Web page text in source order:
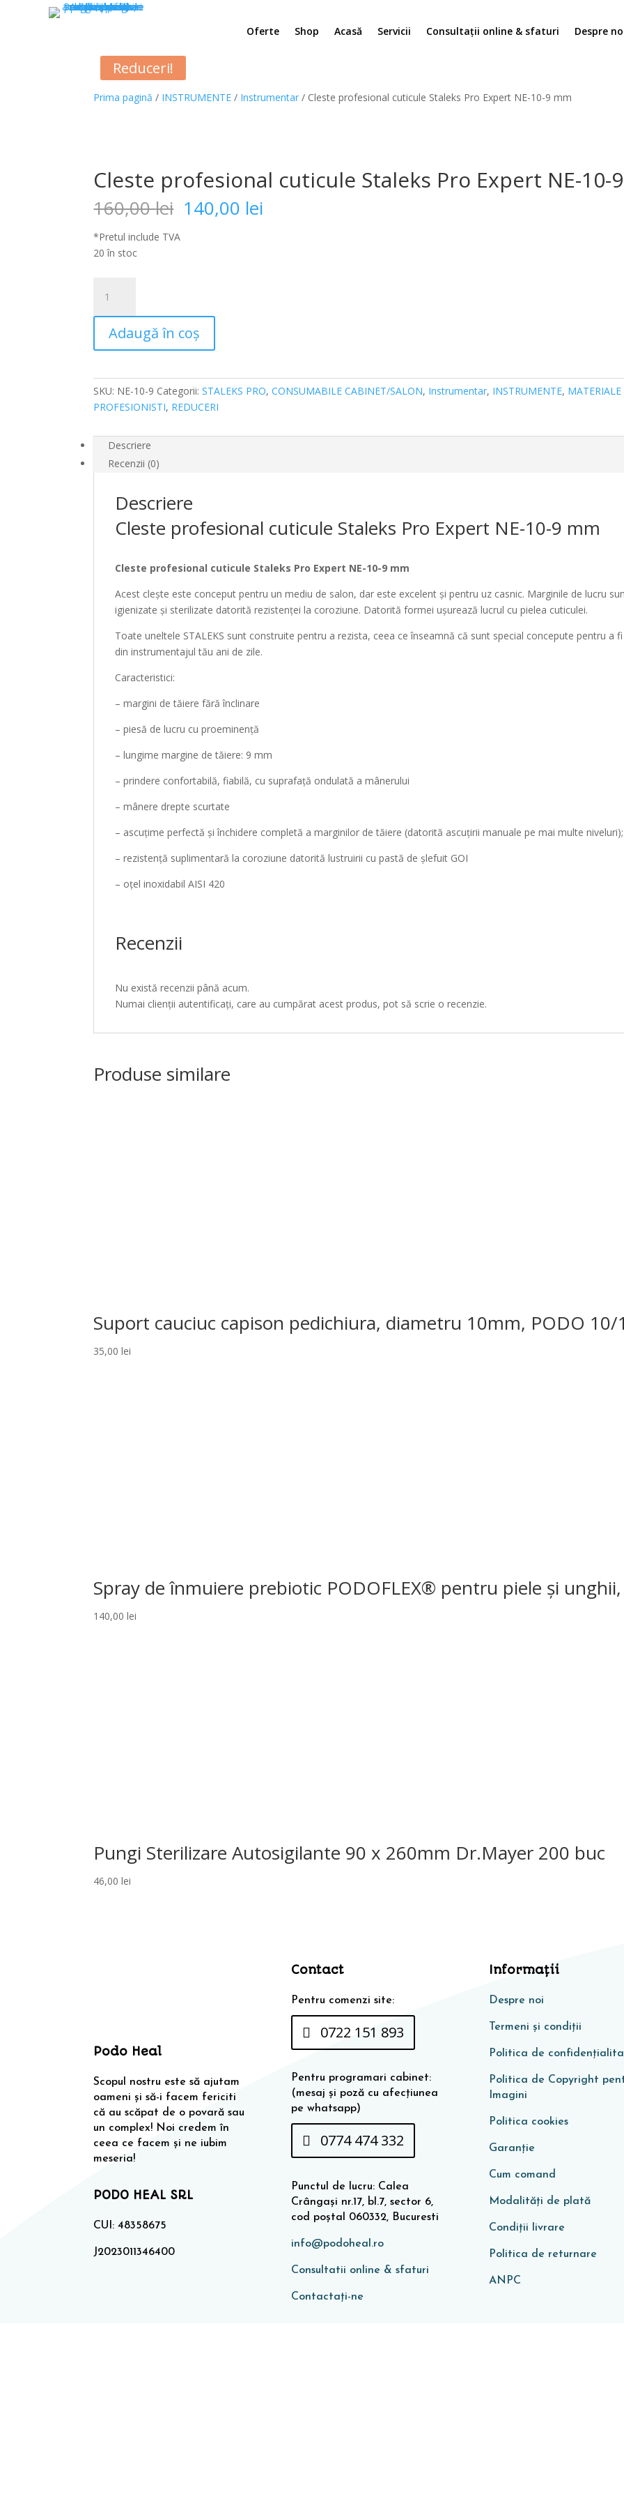
Oferte Shop Acasă Servicii Consultații online & sfaturi Despre
Prima pagină / INSTRUMENTE / Instrumentar / Cleste profesional cuticule Staleks Pro Expert NE-10-9 mm
Reduceri!
Cleste profesional cuticule Staleks Pro Expert NE-10-
160,00lei Prețul
inițial
140,00 lei
*Pretul include TVA
20 în stoc
Cleste
profesional
cuticule
Staleks
Expert
NE-
10-
mm
Adaugă în coș
SKU: NE-10-9 Categorii:STALEKS PRO,CONSUMABILE CABINET/SALON, Instrumentar, INSTRUMENTE,
PROFESIONISTI, REDUCERI
Descriere
Recenzii (0)
Descriere
Cleste profesional cuticule Staleks Pro Expert NE-10-9 mm
Cleste profesional cuticule Staleks Pro Expert NE-10-9 mm
Acest clește este conceput pentru un mediu de salon, dar este excelent și pentru uz casnic. Marginile de lucru
igienizate și sterilizate datorită rezistenței la coroziune. Datorită formei ușurează lucrul cu pielea cuticulei.
Toate uneltele STALEKS sunt construite pentru a rezista, ceea ce înseamnă că sunt special concepute pentru a
din instrumentajul tău ani de zile.
Caracteristici:
– margini de tăiere fără înclinare
– piesă de lucru cu proeminență
– lungime margine de tăiere: 9 mm
– prindere confortabilă, fiabilă, cu suprafață ondulată a mânerului
– mânere drepte scurtate
– ascuțime perfectă și închidere completă a marginilor de tăiere (datorită ascuțirii manuale pe mai multe niveluri);
– rezistență suplimentară la coroziune datorită lustruirii cu pastă de șlefuit GOI
– oțel inoxidabil AISI 420
Recenzii
Nu există recenzii până acum.
Numai clienții autentificați, care au cumpărat acest produs, pot să scrie o recenzie.
Produse similare
Suport cauciuc capison pedichiura, diametru 10mm, PODO 10/
35,00lei
Spray de înmuiere prebiotic PODOFLEX® pentru piele și
140,00lei
Pungi Sterilizare Autosigilante 90 x 260mm Dr.Mayer 200 buc
46,00lei
Podo Heal
Scopul nostru este să ajutam
oameni și să-i facem fericiti
că au scăpat de o povară sau
un complex! Noi credem în
ceea ce facem și ne iubim
meseria!
PODO HEAL SRL
CUI: 48358675
J2023011346400
Contact
Pentru comenzi site:
0722 151 893
Pentru programari cabinet:
(mesaj și poză cu afecțiunea
pe whatsapp)
0774 474 332
Punctul de lucru: Calea
Crângași nr.17, bl.7, sector 6,
cod poștal 060332, Bucuresti
info@podoheal.ro
Consultatii online & sfaturi
Contactați-ne
Informaţii
Despre noi
Termeni și condiții
Politica de
Politica de Copyright
Imagini
Politica cookies
Garanţie
Cum comand
Modalități de plată
Condiţii livrare
Politica de returnare
ANPC